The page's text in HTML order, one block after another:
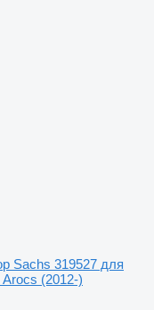
Sachs 319527 для
(2012-)